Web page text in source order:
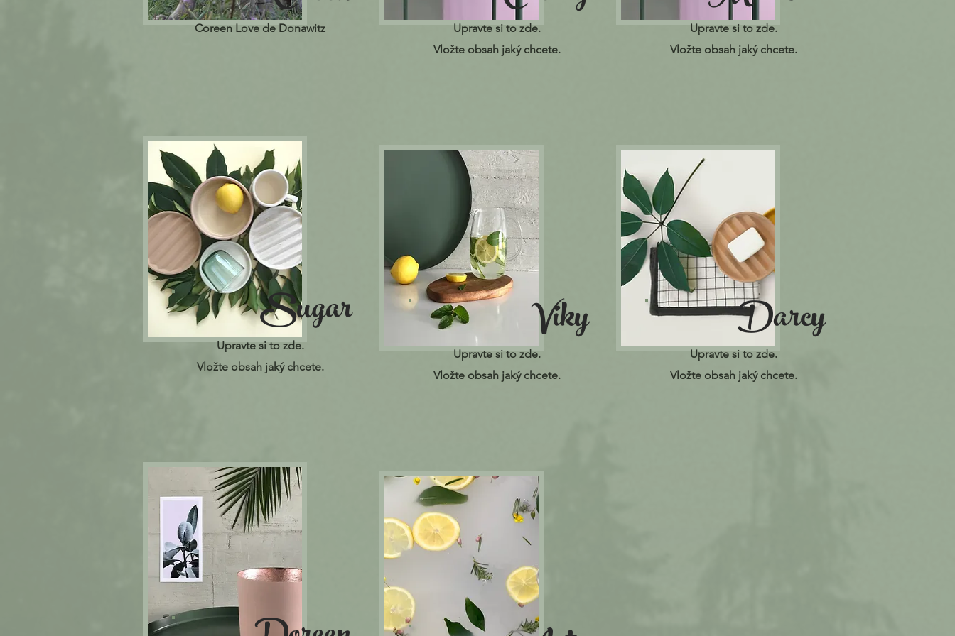
Coreen Love de Donawitz
Sugar
Upravte si to zde.
Vložte obsah jaký chcete.
Upravte si to zde.
Vložte obsah jaký chcete.
Viky
Upravte si to zde.
Vložte obsah jaký chcete.
Upravte si to zde.
Vložte obsah jaký chcete.
Darcy
Upravte si to zde.
Vložte obsah jaký chcete.